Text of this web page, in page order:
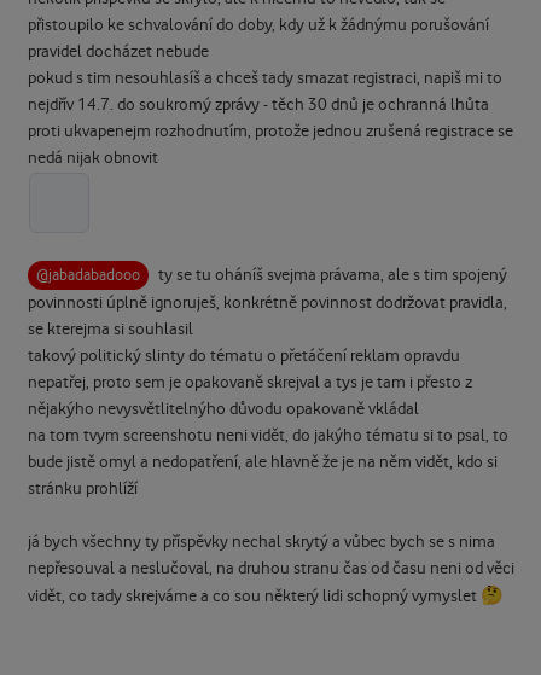
přistoupilo ke schvalování do doby, kdy už k žádnýmu porušování
pravidel docházet nebude
pokud s tim nesouhlasíš a chceš tady smazat registraci, napiš mi to
nejdřív 14.7. do soukromý zprávy - těch 30 dnů je ochranná lhůta
proti ukvapenejm rozhodnutím, protože jednou zrušená registrace se
nedá nijak obnovit
@jabadabadooo
ty se tu oháníš svejma právama, ale s tim spojený
povinnosti úplně ignoruješ, konkrétně povinnost dodržovat pravidla,
se kterejma si souhlasil
takový politický slinty do tématu o přetáčení reklam opravdu
nepatřej, proto sem je opakovaně skrejval a tys je tam i přesto z
nějakýho nevysvětlitelnýho důvodu opakovaně vkládal
na tom tvym screenshotu neni vidět, do jakýho tématu si to psal, to
bude jistě omyl a nedopatření, ale hlavně že je na něm vidět, kdo si
stránku prohlíží
já bych všechny ty příspěvky nechal skrytý a vůbec bych se s nima
nepřesouval a neslučoval, na druhou stranu čas od času neni od věci
vidět, co tady skrejváme a co sou některý lidi schopný vymyslet 🤔